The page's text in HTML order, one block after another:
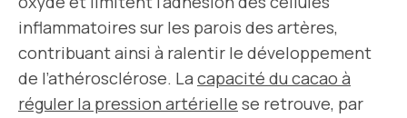
inflammatoires sur les parois des artères,
contribuant ainsi à ralentir le développement
de l’athérosclérose. La capacité du cacao à
réguler la pression artérielle se retrouve, par